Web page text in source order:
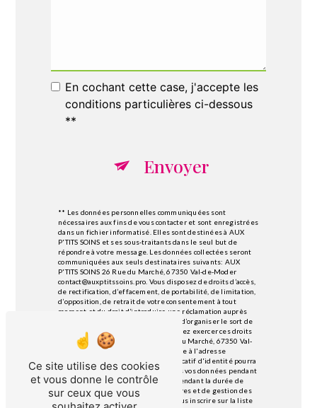
En cochant cette case, j'accepte les
conditions particulières ci-dessous
**
Envoyer
** Les données personnelles communiquées sont
nécessaires aux fins de vous contacter et sont enregistrées
dans un fichier informatisé. Elles sont destinées à AUX
P'TITS SOINS et ses sous-traitants dans le seul but de
répondre à votre message. Les données collectées seront
communiquées aux seuls destinataires suivants: AUX
P'TITS SOINS 26 Rue du Marché, 67350 Val-de-Moder
contact@auxptitssoins.pro. Vous disposez de droits d’accès,
de rectification, d’effacement, de portabilité, de limitation,
d’opposition, de retrait de votre consentement à tout
moment et du droit d’introduire une réclamation auprès
d’une autorité de contrôle, ainsi que d’organiser le sort de
vos données post-mortem. Vous pouvez exercer ces droits
par voie postale à l'adresse 26 Rue du Marché, 67350 Val-
de-Moder ou par courrier électronique à l'adresse
contact@auxptitssoins.pro. Un justificatif d'identité pourra
vous être demandé. Nous conservons vos données pendant
la période de prise de contact puis pendant la durée de
prescription légale aux fins probatoires et de gestion des
contentieux. Vous avez le droit de vous inscrire sur la liste
Ce site utilise des cookies
et vous donne le contrôle
sur ceux que vous